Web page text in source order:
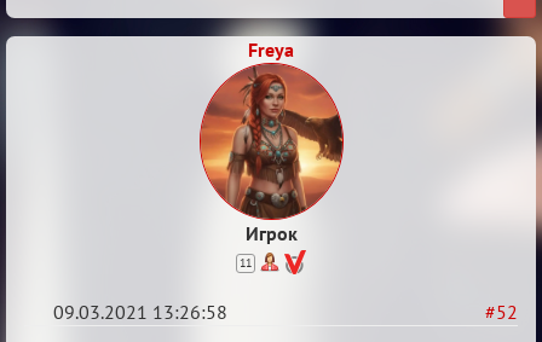
ТПК.
Freya
Игрок
11
#52
09.03.2021 13:26:58